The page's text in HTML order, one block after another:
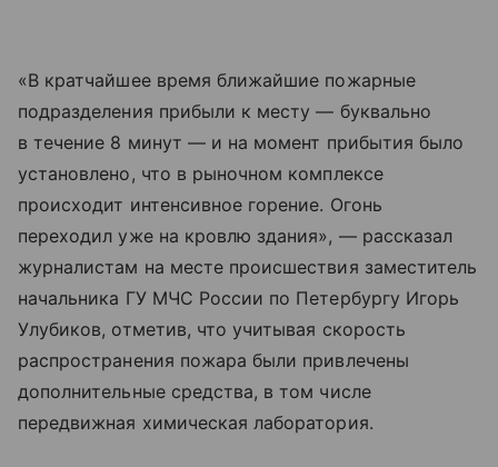
«В кратчайшее время ближайшие пожарные
подразделения прибыли к месту — буквально
в течение 8 минут — и на момент прибытия было
установлено, что в рыночном комплексе
происходит интенсивное горение. Огонь
переходил уже на кровлю здания», — рассказал
журналистам на месте происшествия заместитель
начальника ГУ МЧС России по Петербургу Игорь
Улубиков, отметив, что учитывая скорость
распространения пожара были привлечены
дополнительные средства, в том числе
передвижная химическая лаборатория.